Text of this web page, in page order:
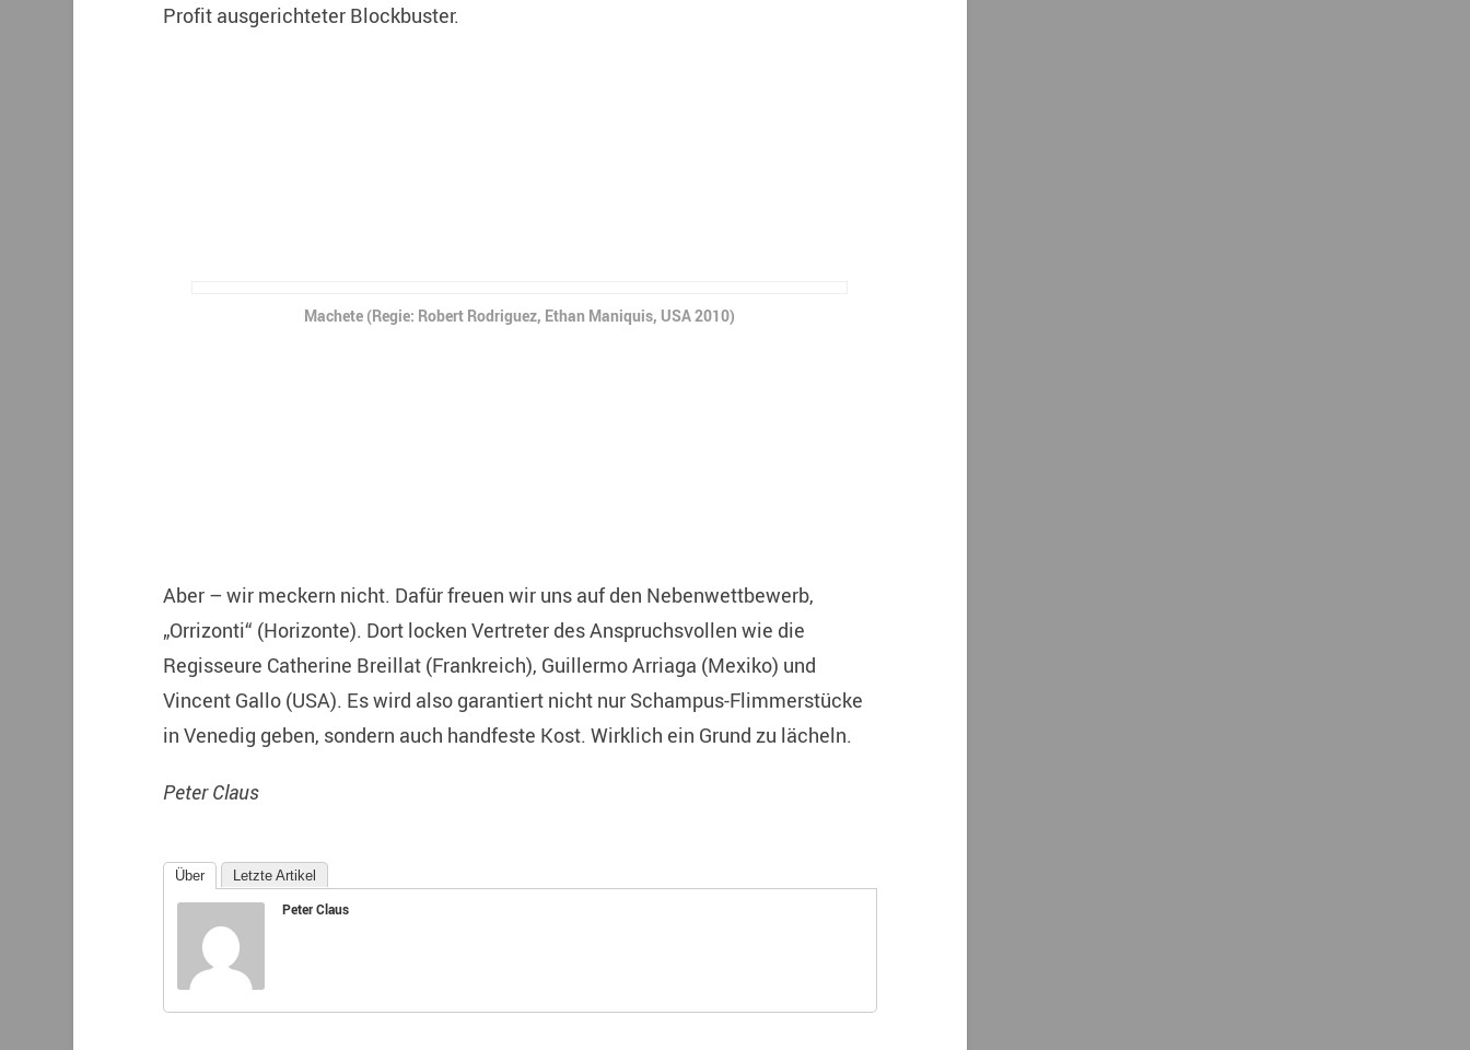
Profit ausgerichteter Blockbuster.
Machete (Regie: Robert Rodriguez, Ethan Maniquis, USA 2010)
Aber – wir meckern nicht. Dafür freuen wir uns auf den Nebenwettbewerb,
„Orrizonti“ (Horizonte). Dort locken Vertreter des Anspruchsvollen wie die
Regisseure Catherine Breillat (Frankreich), Guillermo Arriaga (Mexiko) und
Vincent Gallo (USA). Es wird also garantiert nicht nur Schampus-Flimmerstücke
in Venedig geben, sondern auch handfeste Kost. Wirklich ein Grund zu lächeln.
Peter Claus
Über Letzte Artikel
Peter Claus